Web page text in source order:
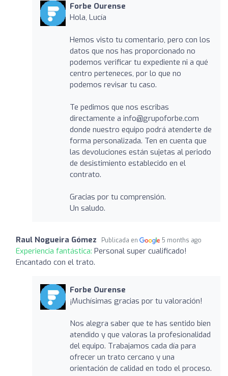
Forbe Ourense
Hola, Lucía
Hemos visto tu comentario, pero con los
datos que nos has proporcionado no
podemos verificar tu expediente ni a qué
centro perteneces, por lo que no
podemos revisar tu caso.
Te pedimos que nos escribas
directamente a info@grupoforbe.com
donde nuestro equipo podrá atenderte de
forma personalizada. Ten en cuenta que
las devoluciones están sujetas al periodo
de desistimiento establecido en el
contrato.
Gracias por tu comprensión.
Un saludo.
Raul Nogueira Gómez Publicada en 5 months ago
Experiencia fantástica: Personal super cualificado!
Encantado con el trato.
Forbe Ourense
¡Muchísimas gracias por tu valoración!
Nos alegra saber que te has sentido bien
atendido y que valoras la profesionalidad
del equipo. Trabajamos cada día para
ofrecer un trato cercano y una
orientación de calidad en todo el proceso.